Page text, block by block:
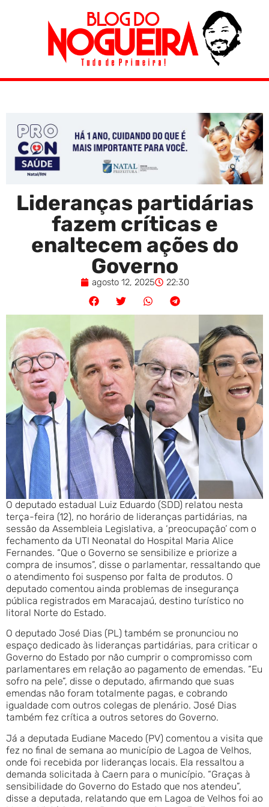
Lideranças partidárias
fazem críticas e
enaltecem ações do
Governo
agosto 12, 2025 22:30
O deputado estadual Luiz Eduardo (SDD) relatou nesta
terça-feira (12), no horário de lideranças partidárias, na
sessão da Assembleia Legislativa, a ‘preocupação’ com o
fechamento da UTI Neonatal do Hospital Maria Alice
Fernandes. “Que o Governo se sensibilize e priorize a
compra de insumos”, disse o parlamentar, ressaltando que
o atendimento foi suspenso por falta de produtos. O
deputado comentou ainda problemas de insegurança
pública registrados em Maracajaú, destino turístico no
litoral Norte do Estado.
O deputado José Dias (PL) também se pronunciou no
espaço dedicado às lideranças partidárias, para criticar o
Governo do Estado por não cumprir o compromisso com
parlamentares em relação ao pagamento de emendas. “Eu
sofro na pele”, disse o deputado, afirmando que suas
emendas não foram totalmente pagas, e cobrando
igualdade com outros colegas de plenário. José Dias
também fez crítica a outros setores do Governo.
Já a deputada Eudiane Macedo (PV) comentou a visita que
fez no final de semana ao município de Lagoa de Velhos,
onde foi recebida por lideranças locais. Ela ressaltou a
demanda solicitada à Caern para o município. “Graças à
sensibilidade do Governo do Estado que nos atendeu”,
disse a deputada, relatando que em Lagoa de Velhos foi ao